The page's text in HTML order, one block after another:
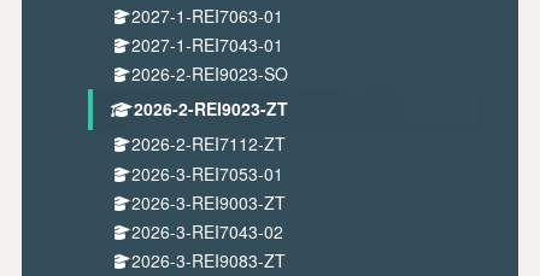
2027-1-REI7063-01
2027-1-REI7043-01
2026-2-REI9023-SO
2026-2-REI9023-ZT
2026-2-REI7112-ZT
2026-3-REI7053-01
2026-3-REI9003-ZT
2026-3-REI7043-02
2026-3-REI9083-ZT